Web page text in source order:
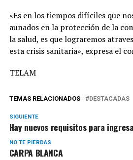
«Es en los tiempos difíciles que
aunados en la protección de la
la salud, es que lograremos
esta crisis sanitaria», expresa el
TELAM
TEMAS RELACIONADOS DESTACADAS
SIGUIENTE
Hay nuevos requisitos para
NO TE PIERDAS
CARPA BLANCA